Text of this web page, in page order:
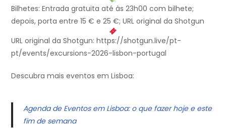
Bilhetes: Entrada gratuita até às 23h00 com bilhete;
depois, porta entre 15 € e 25 €; URL original da Shotgun
URL original da Shotgun: https://shotgun.live/pt-
pt/events/excursions-2026-lisbon-portugal
Descubra mais eventos em Lisboa:
Agenda de Eventos em Lisboa: o que fazer hoje e este
fim de semana